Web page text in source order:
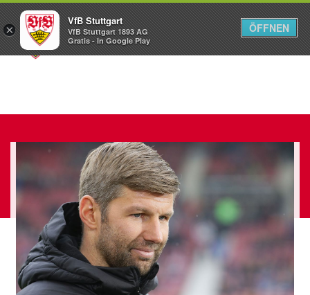
Menü
×
VfB Stuttgart
VfB Stuttgart 1893 AG
Gratis - In Google Play
ÖFFNEN